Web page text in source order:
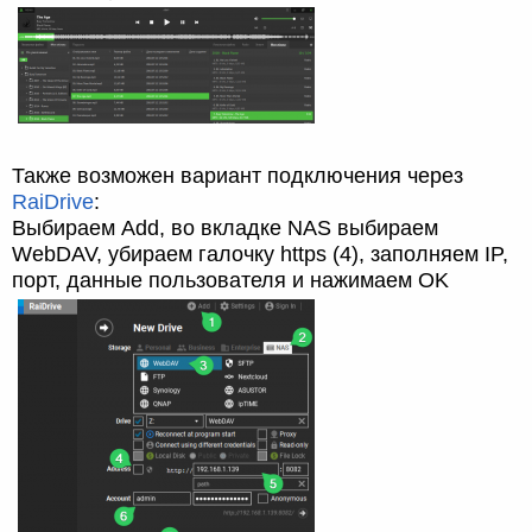
Также возможен вариант подключения через
RaiDrive:
Выбираем Add, во вкладке NAS выбираем
WebDAV, убираем галочку https (4), заполняем IP,
порт, данные пользователя и нажимаем OK